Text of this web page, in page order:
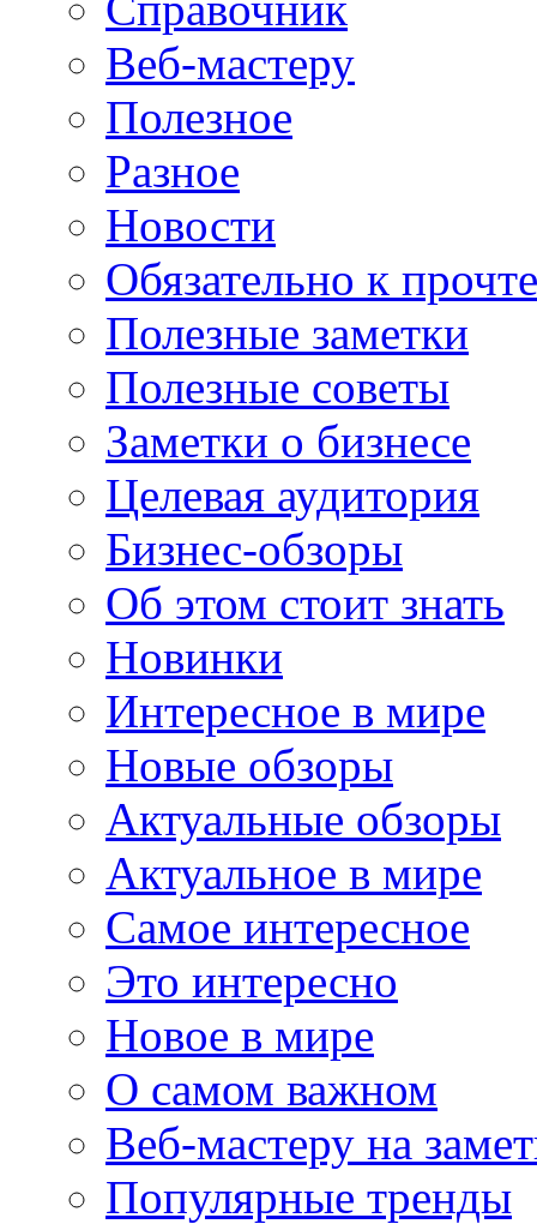
Веб-мастеру
Полезное
Разное
Новости
Обязательно к
Полезные заметки
Полезные советы
Заметки о бизнесе
Целевая аудитория
Бизнес-обзоры
Об этом стоит знать
Новинки
Интересное в мире
Новые обзоры
Актуальные обзоры
Актуальное в мире
Самое интересное
Это интересно
Новое в мире
О самом важном
Веб-мастеру на
Популярные тренды